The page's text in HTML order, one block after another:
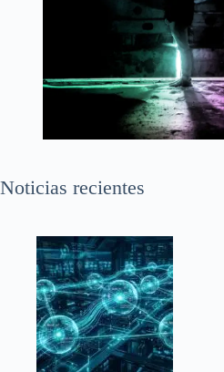
Noticias recientes